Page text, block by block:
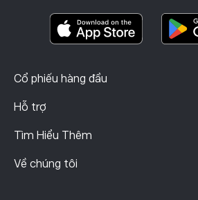
Cổ phiếu hàng đầu
Hỗ trợ
Tìm Hiểu Thêm
Về chúng tôi
Dữ liệu khiếu nại (Khách hàng FCA)